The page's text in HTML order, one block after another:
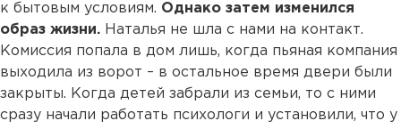
к бытовым условиям. Однако затем изменился
образ жизни. Наталья не шла с нами на контакт.
Комиссия попала в дом лишь, когда пьяная компания
выходила из ворот – в остальное время двери были
закрыты. Когда детей забрали из семьи, то с ними
сразу начали работать психологи и установили, что у